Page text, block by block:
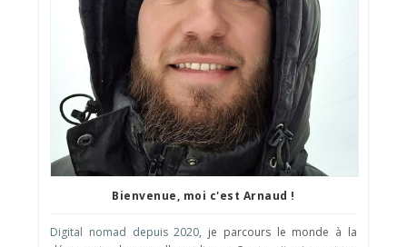
Bienvenue, moi c'est Arnaud !
Digital nomad depuis 2020, je parcours le monde à la